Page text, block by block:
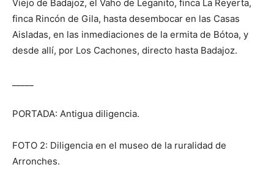
Viejo de Badajoz, el Vaho de Leganito, finca La Reyerta,
finca Rincón de Gila, hasta desembocar en las Casas
Aisladas, en las inmediaciones de la ermita de Bótoa, y
desde allí, por Los Cachones, directo hasta Badajoz.
PORTADA: Antigua diligencia.
FOTO 2: Diligencia en el museo de la ruralidad de
Arronches.